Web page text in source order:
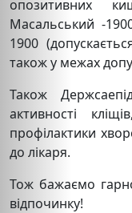
опозитивних
Масальський -
1900
також у межах
Також
активності
профілактики
до лікаря.
Тож бажаємо
відпочинку!